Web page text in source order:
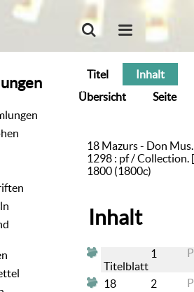
Titel
Inhalt
Übersicht
Seite
18 Mazurs - Don
1298 : pf / Collection.
1800 (1800c)
Inhalt
1
Titelblatt
2
18